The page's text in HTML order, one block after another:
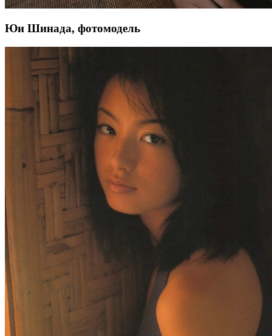
Юи Шинада, фотомодель